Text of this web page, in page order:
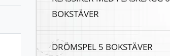
BOKSTÄVER
DRÖMSPEL 5 BOKSTÄVER